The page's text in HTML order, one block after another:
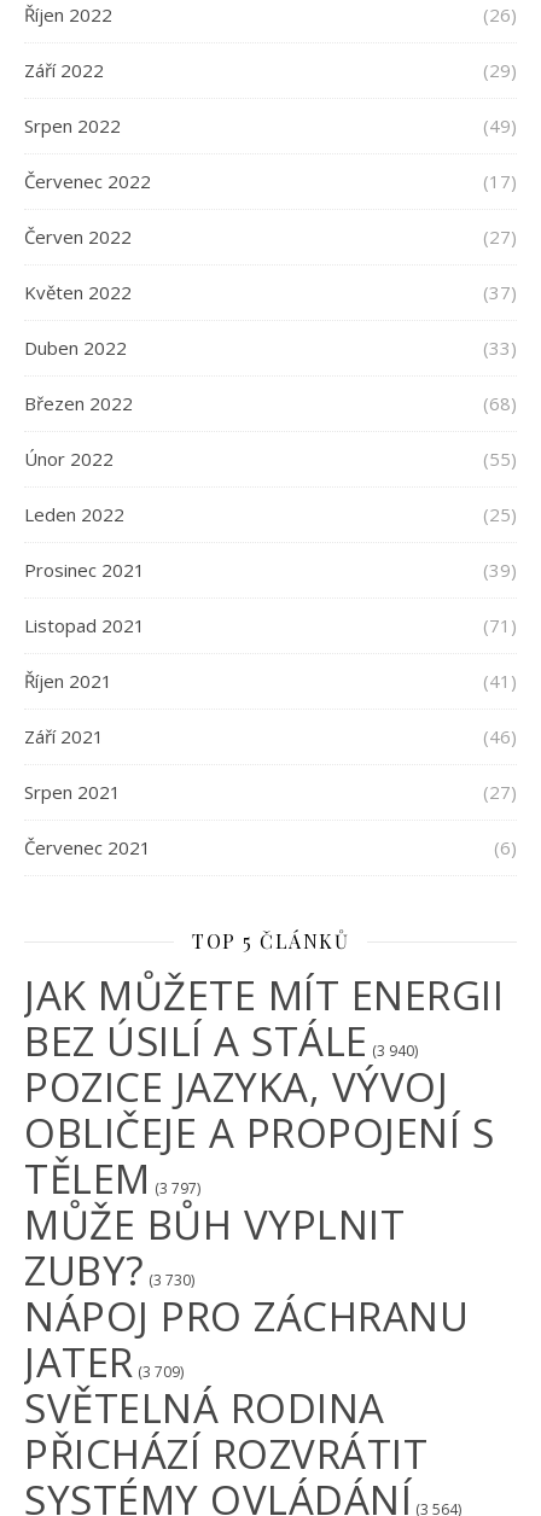
Říjen 2022 (26)
Září 2022 (29)
Srpen 2022 (49)
Červenec 2022 (17)
Červen 2022 (27)
Květen 2022 (37)
Duben 2022 (33)
Březen 2022 (68)
Únor 2022 (55)
Leden 2022 (25)
Prosinec 2021 (39)
Listopad 2021 (71)
Říjen 2021 (41)
Září 2021 (46)
Srpen 2021 (27)
Červenec 2021 (6)
TOP 5 ČLÁNKŮ
JAK MŮŽETE MÍT ENERGII
BEZ ÚSILÍ A STÁLE (3 940)
POZICE JAZYKA, VÝVOJ
OBLIČEJE A PROPOJENÍ S
TĚLEM (3 797)
MŮŽE BŮH VYPLNIT
ZUBY? (3 730)
NÁPOJ PRO ZÁCHRANU
JATER (3 709)
SVĚTELNÁ RODINA
PŘICHÁZÍ ROZVRÁTIT
SYSTÉMY OVLÁDÁNÍ (3 564)